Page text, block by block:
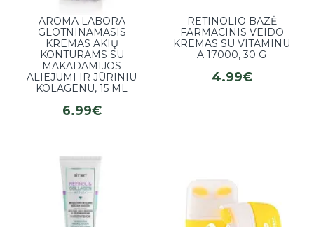
AROMA LABORA
GLOTNINAMASIS
KREMAS AKIŲ
KONTŪRAMS SU
MAKADAMIJOS
ALIEJUMI IR JŪRINIU
KOLAGENU, 15 ML
6.99€
RETINOLIO BAZĖ
FARMACINIS VEIDO
KREMAS SU VITAMINU
A 17000, 30 G
4.99€